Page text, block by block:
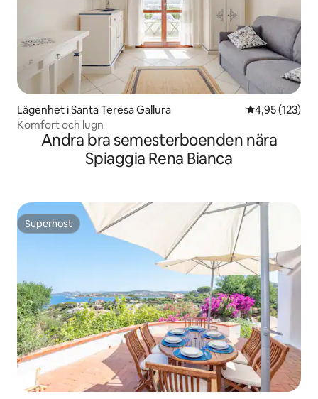
Lägenhet i Santa Teresa Gallura 4,95 av 5 i
4,95 (123)
Komfort och lugn
Andra bra semesterboenden nära
Spiaggia Rena Bianca
Superhost
Superhost